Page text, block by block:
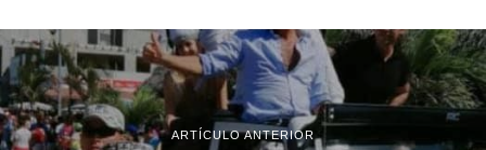
ARTÍCULO ANTERIOR